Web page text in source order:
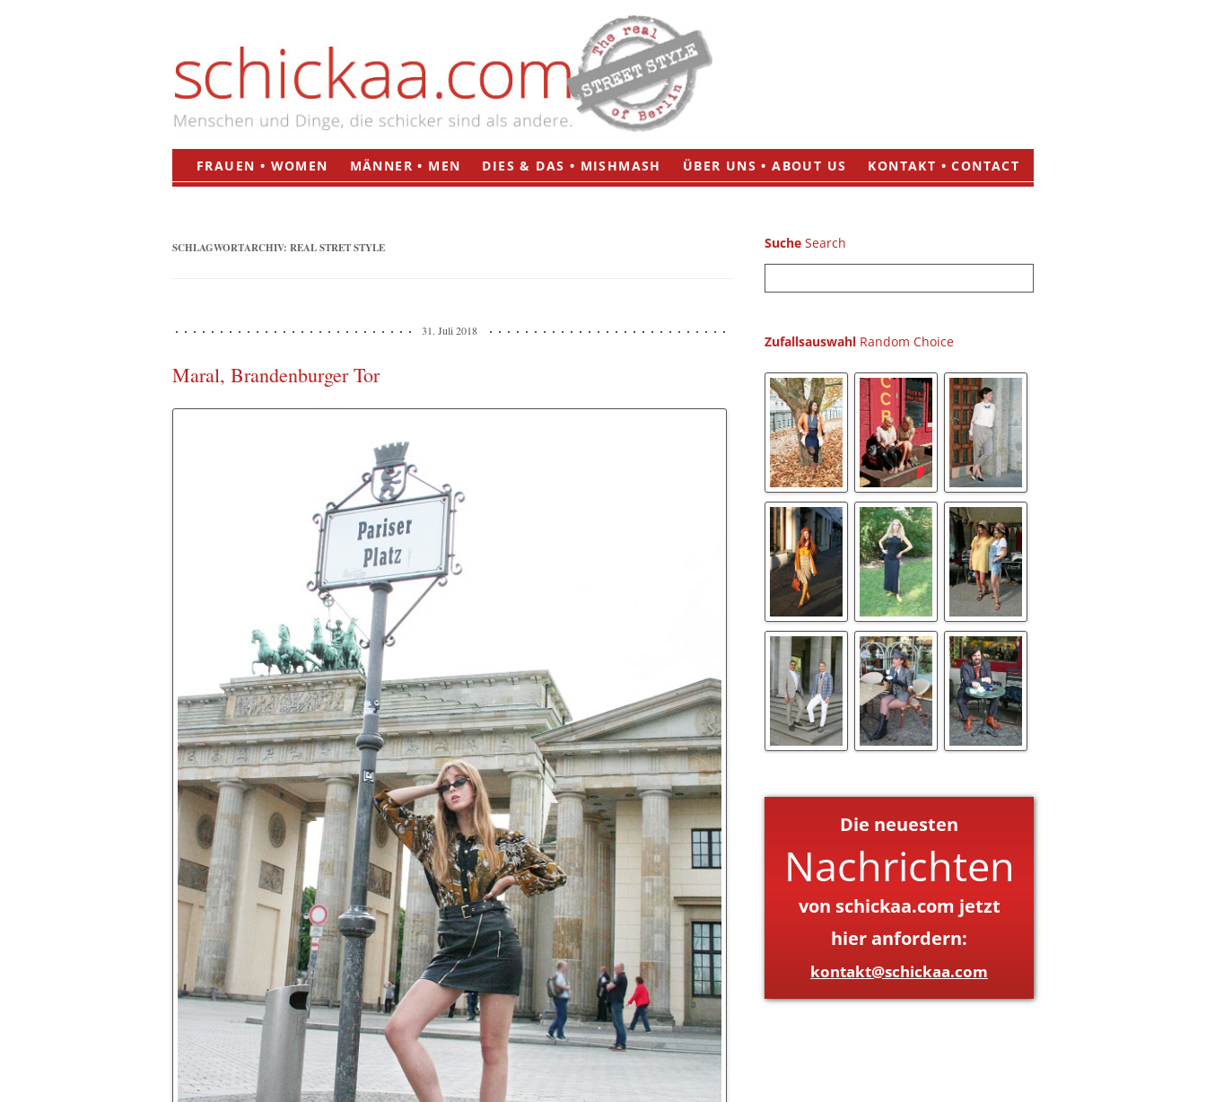
Inhalt
springen
FRAUEN • WOMEN MÄNNER • MEN DIES & DAS • MISHMASH ÜBER UNS • ABOUT US KONTAKT • CONTACT
SCHLAGWORTARCHIV: REAL STRET STYLE
31. Juli 2018
Maral, Brandenburger Tor
Suche
u
h
Zufallsauswahl
Die neuesten
Nachrichten
von schickaa.com jetzt
hier anfordern:
kontakt@schickaa.com